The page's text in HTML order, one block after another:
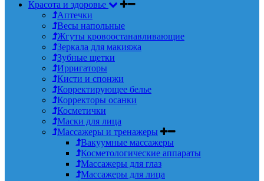
Красота и здоровье
Аптечки
Весы напольные
Жгуты кровоостанавливающие
Зеркала для макияжа
Зубные щетки
Ирригаторы
Кисти и спонжи
Корректирующее белье
Корректоры осанки
Косметички
Маски для лица
Массажеры и тренажеры
Вакуумные массажеры
Косметологические аппараты
Массажеры для глаз
Массажеры для лица